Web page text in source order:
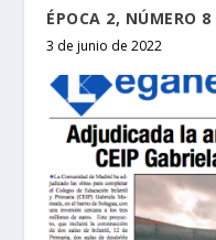
ÉPOCA 2, NÚMERO 8
3 de junio de 2022